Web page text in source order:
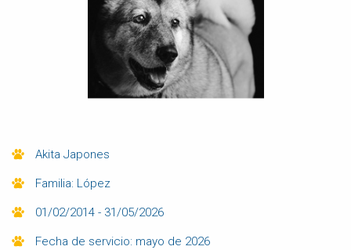
Akita Japones
Familia: López
01/02/2014 - 31/05/2026
Fecha de servicio: mayo de 2026